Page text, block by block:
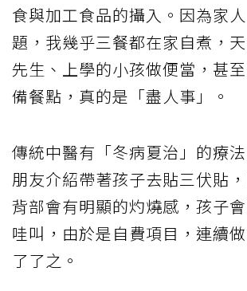
食與加工食品的攝入。因為家
題，我幾乎三餐都在家自煮，
先生、上學的小孩做便當，甚
備餐點，真的是「盡人事」。
傳統中醫有「冬病夏治」的療
朋友介紹帶著孩子去貼三伏貼，
背部會有明顯的灼燒感，孩子
哇叫，由於是自費項目，連續
了了之。